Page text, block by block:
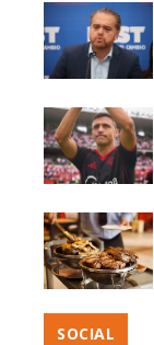
SOCIAL